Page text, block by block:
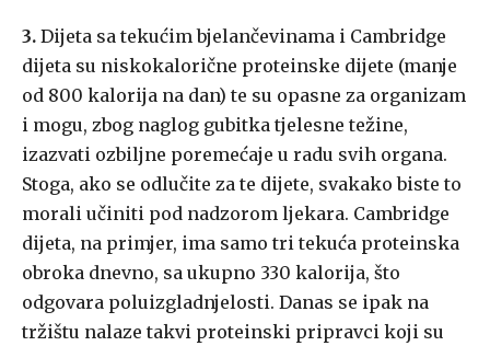
3. Dijeta sa tekućim bjelančevinama i Cambridge
dijeta su niskokalorične proteinske dijete (manje
od 800 kalorija na dan) te su opasne za organizam
i mogu, zbog naglog gubitka tjelesne težine,
izazvati ozbiljne poremećaje u radu svih organa.
Stoga, ako se odlučite za te dijete, svakako biste to
morali učiniti pod nadzorom ljekara. Cambridge
dijeta, na primjer, ima samo tri tekuća proteinska
obroka dnevno, sa ukupno 330 kalorija, što
odgovara poluizgladnjelosti. Danas se ipak na
tržištu nalaze takvi proteinski pripravci koji su